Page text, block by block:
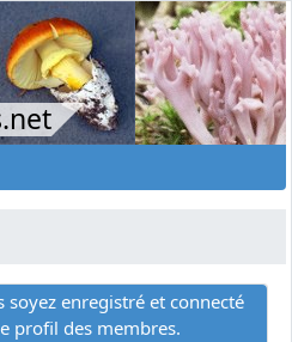
enregistré et connecté
profil des membres.